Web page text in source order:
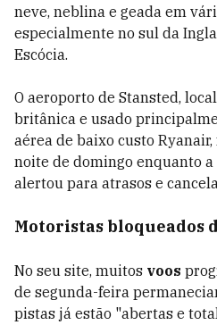
neve, neblina e geada em
especialmente no sul da
Escócia.
O aeroporto de Stansted,
britânica e usado
aérea de baixo custo
noite de domingo enquanto
alertou para atrasos e
Motoristas bloqueados
No seu site, muitos voos
de segunda-feira
pistas já estão "abertas e